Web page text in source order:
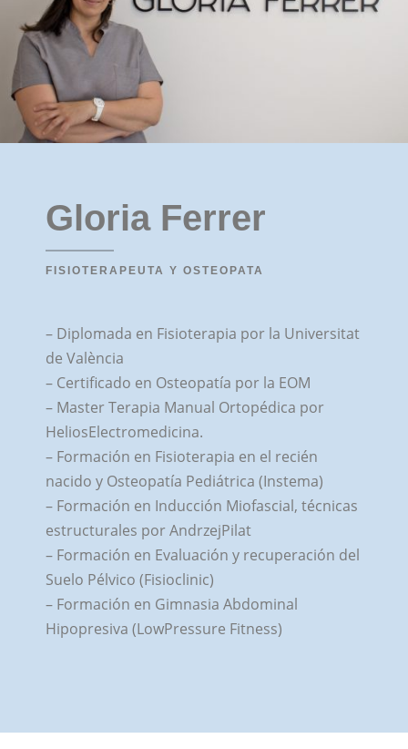
Gloria Ferrer
FISIOTERAPEUTA Y OSTEOPATA
– Diplomada en Fisioterapia por la Universitat
de València
– Certificado en Osteopatía por la EOM
– Master Terapia Manual Ortopédica por
HeliosElectromedicina.
– Formación en Fisioterapia en el recién
nacido y Osteopatía Pediátrica (Instema)
– Formación en Inducción Miofascial, técnicas
estructurales por AndrzejPilat
– Formación en Evaluación y recuperación del
Suelo Pélvico (Fisioclinic)
– Formación en Gimnasia Abdominal
Hipopresiva (LowPressure Fitness)